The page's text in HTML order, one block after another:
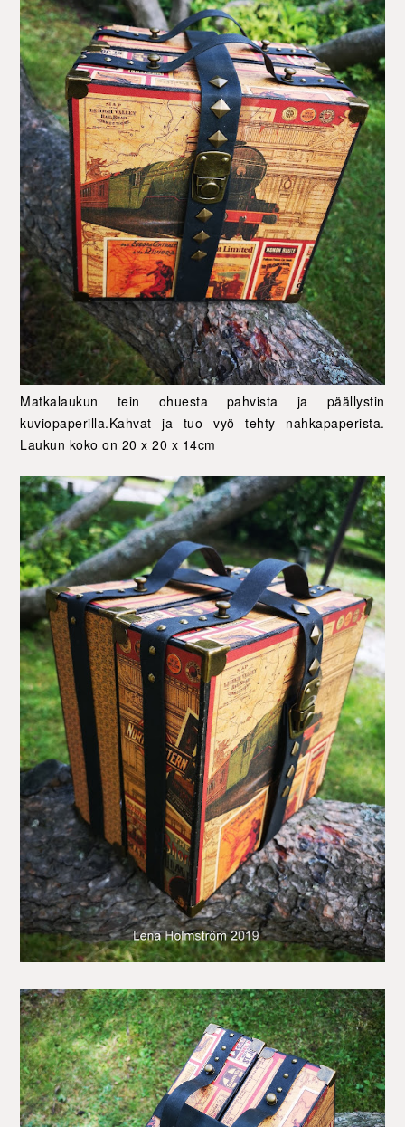
Matkalaukun tein ohuesta pahvista ja päällystin
kuviopaperilla.Kahvat ja tuo vyö tehty nahkapaperista.
Laukun koko on 20 x 20 x 14cm